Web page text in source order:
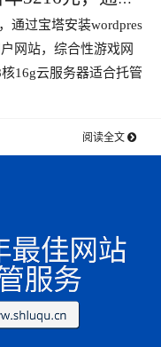
通过宝塔安装wordpres
网站，综合性游戏网
16g云服务器适合托管
阅读全文